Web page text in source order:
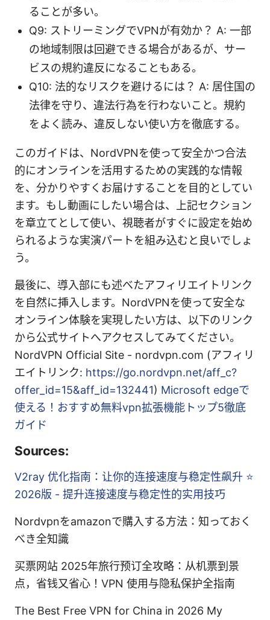
ることが多い。
Q9: ストリーミングでVPNが有効か？ A: 一部
の地域制限は回避できる場合があるが、サー
ビスの規約違反になることもある。
Q10: 法的なリスクを避けるには？ A: 居住国の
法律を守り、違法行為を行わないこと。規約
をよく読み、違反しない使い方を徹底する。
このガイドは、NordVPNを使って安全かつ合法
的にオンラインを活用するための実践的な情報
を、分かりやすくお届けすることを目的としてい
ます。もし動画にしたい場合は、上記セクション
を章立てとして使い、視聴者がすぐに設定を始め
られるような実演パートを組み込むと良いでしょ
う。
最後に、導入部にも述べたアフィリエイトリンク
を自然に挿入します。NordVPNを使って安全な
オンライン体験を実現したい方は、以下のリンク
から公式サイトへアクセスしてみてください。
NordVPN Official Site - nordvpn.com (アフィリ
エイトリンク: https://go.nordvpn.net/aff_c?
offer_id=15&aff_id=132441) Microsoft edgeで
使える！おすすめ無料vpn拡張機能トップ5徹底
ガイド
Sources:
V2ray 优化指南：让你的连接速度与稳定性飙升 ⭐
2026版 - 提升连接速度与稳定性的实用技巧
Nordvpnをamazonで購入する方法：知っておく
べき全知識
买票网站 2025年旅行预订全攻略：从机票到景
点，省钱又省心！VPN 使用与隐私保护全指南
The Best Free VPN for China in 2026 My